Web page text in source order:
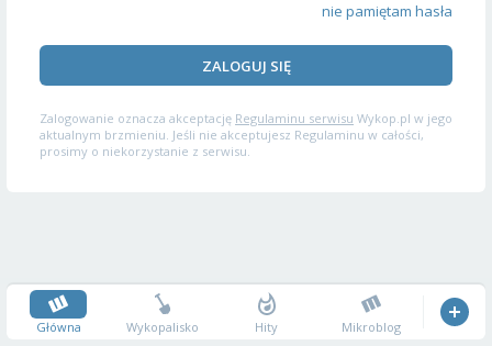
nie pamiętam hasła
ZALOGUJ SIĘ
Zalogowanie oznacza akceptację Regulaminu serwisu Wykop.pl w jego
aktualnym brzmieniu. Jeśli nie akceptujesz Regulaminu w całości,
prosimy o niekorzystanie z serwisu.
Główna Wykopalisko Hity Mikroblog